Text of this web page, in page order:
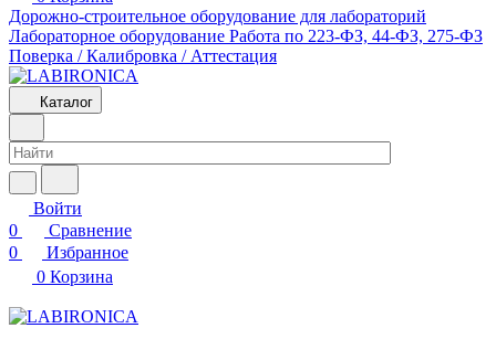
Дорожно-строительное оборудование для лабораторий
Лабораторное оборудование Работа по 223-ФЗ, 44-ФЗ, 275-ФЗ
Поверка / Калибровка / Аттестация
Каталог
Войти
0
Сравнение
0
Избранное
0 Корзина